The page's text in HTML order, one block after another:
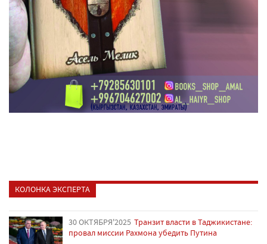
КОЛОНКА ЭКСПЕРТА
30 ОКТЯБРЯ'2025 Транзит власти в Таджикистане:
провал миссии Рахмона убедить Путина